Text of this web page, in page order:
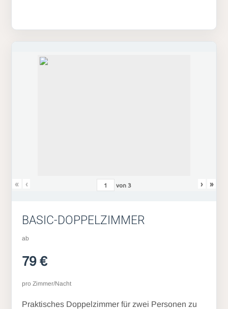
« ‹ von3 › »
BASIC-DOPPELZIMMER
ab
79 €
pro Zimmer/Nacht
Praktisches Doppelzimmer für zwei Personen zu